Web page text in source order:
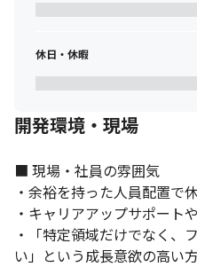
今回新たにエンジニアを迎え、
ク』をはじめ、今後生まれる新
ームと膝を突き合わせ、ゼロか
ンバーを募集します。
休日・休暇
開発環境・現場
■ 現場・社員の雰囲気
・余裕を持った人員配置で
・キャリアアップサポート
・「特定領域だけでなく、
い」という成長意欲の高い